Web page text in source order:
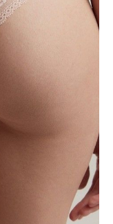
klikając przycisk